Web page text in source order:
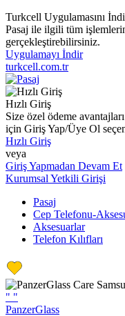
Turkcell Uygulamasını
Pasaj ile ilgili tüm
gerçekleştirebilirsiniz.
Uygulamayı İndir
turkcell.com.tr
Hızlı Giriş
Size özel ödeme
için Giriş Yap/Üye Ol
Hızlı Giriş
veya
Giriş Yapmadan Devam Et
Kurumsal Yetkili Girişi
Pasaj
Cep Telefonu-
Aksesuarlar
Telefon Kılıfları
" "
PanzerGlass